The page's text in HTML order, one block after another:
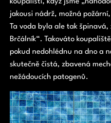
jakousi nádrž, možná
Ta voda byla ale tak
Brčálník“. Takováto
pokud nedohlédnu na dno a
skutečně čistá, zbavená
nežádoucích patogenů.